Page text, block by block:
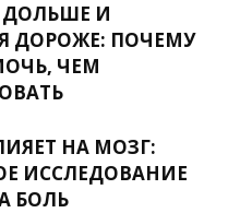
И
ДОРОЖЕ: ПОЧЕМУ
ЧЕМ
НА МОЗГ:
ИССЛЕДОВАНИЕ
БОЛЬ